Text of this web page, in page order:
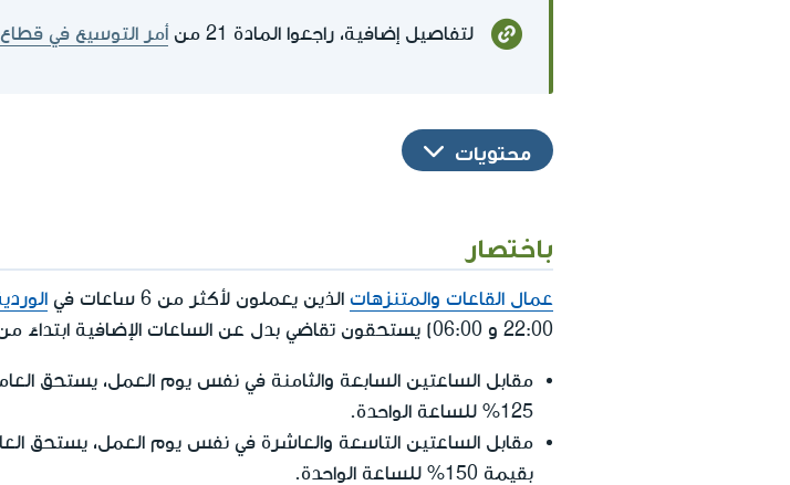
لتفاصيل إضافية، راجعوا المادة 21 من أمر التوسيع في
محتويات
باختصار
عمال القاعات والمتنزهات الذين يعملون لأكثر من 6 ساعات في
22:00 و 06:00) يستحقون تقاضي بدل عن الساعات الإضافية ابتداءً من الساعة السابعة.
125% للساعة الواحدة.
بقيمة 150% للساعة الواحدة.